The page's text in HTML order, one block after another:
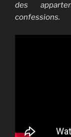
des
confessions.